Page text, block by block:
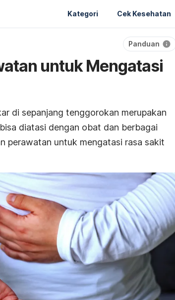
Kategori Cek Kesehatan
Panduan
untuk Mengatasi
di sepanjang tenggorokan merupakan
diatasi dengan obat dan berbagai
perawatan untuk mengatasi rasa sakit